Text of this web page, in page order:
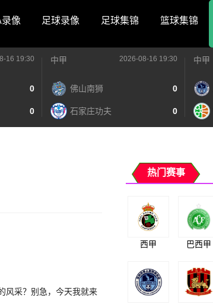
像 足球录像 足球集锦 篮球集锦
16 19:30
0
0
中甲 2026-08-16 19:30
佛山南狮 0
石家庄功夫 0
中甲
风采？别急，今天我就来
热门赛事
西甲 巴西甲